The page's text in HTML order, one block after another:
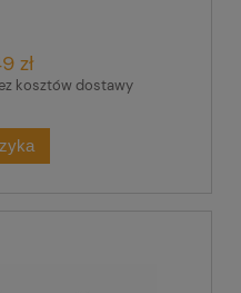
zł
kosztów dostawy